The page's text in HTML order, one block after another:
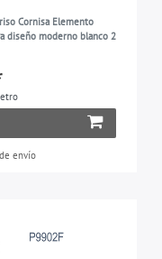
Cornisa Elemento
diseño moderno blanco 2
envío